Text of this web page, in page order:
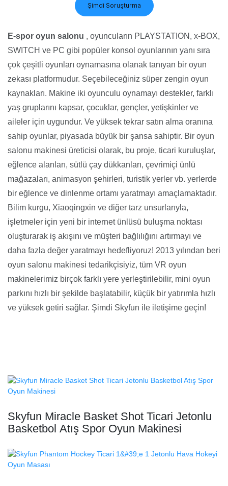
Şimdi Soruşturma
E-spor oyun salonu , oyuncuların PLAYSTATION, x-BOX,
SWITCH ve PC gibi popüler konsol oyunlarının yanı sıra
çok çeşitli oyunları oynamasına olanak tanıyan bir oyun
zekası platformudur. Seçebileceğiniz süper zengin oyun
kaynakları. Makine iki oyunculu oynamayı destekler, farklı
yaş gruplarını kapsar, çocuklar, gençler, yetişkinler ve
aileler için uygundur. Ve yüksek tekrar satın alma oranına
sahip oyunlar, piyasada büyük bir şansa sahiptir. Bir oyun
salonu makinesi üreticisi olarak, bu proje, ticari kuruluşlar,
eğlence alanları, sütlü çay dükkanları, çevrimiçi ünlü
mağazaları, animasyon şehirleri, turistik yerler vb. yerlerde
bir eğlence ve dinlenme ortamı yaratmayı amaçlamaktadır.
Bilim kurgu, Xiaoqingxin ve diğer tarz unsurlarıyla,
işletmeler için yeni bir internet ünlüsü buluşma noktası
oluşturarak iş akışını ve müşteri bağlılığını artırmayı ve
daha fazla değer yaratmayı hedefliyoruz! 2013 yılından beri
oyun salonu makinesi tedarikçisiyiz, tüm VR oyun
makinelerimiz birçok farklı yere yerleştirilebilir, mini oyun
parkını hızlı bir şekilde başlatabilir, küçük bir yatırımla hızlı
ve yüksek getiri sağlar. Şimdi Skyfun ile iletişime geçin!
Skyfun Miracle Basket Shot Ticari Jetonlu
Basketbol Atış Spor Oyun Makinesi